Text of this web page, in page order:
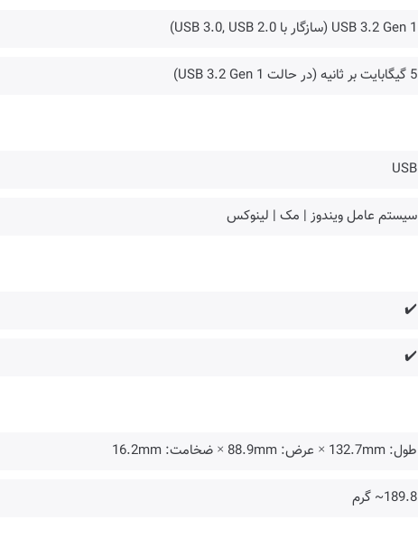
USB 3.2 Gen 1 (سازگار با USB 3.0, USB 2.0)
5 گیگابایت بر ثانیه (در حالت USB 3.2 Gen 1)
USB
سیستم عامل ویندوز | مک | لینوکس
✔️
✔️
طول: 132.7mm × عرض: 88.9mm × ضخامت: 16.2mm
189.8~ گرم